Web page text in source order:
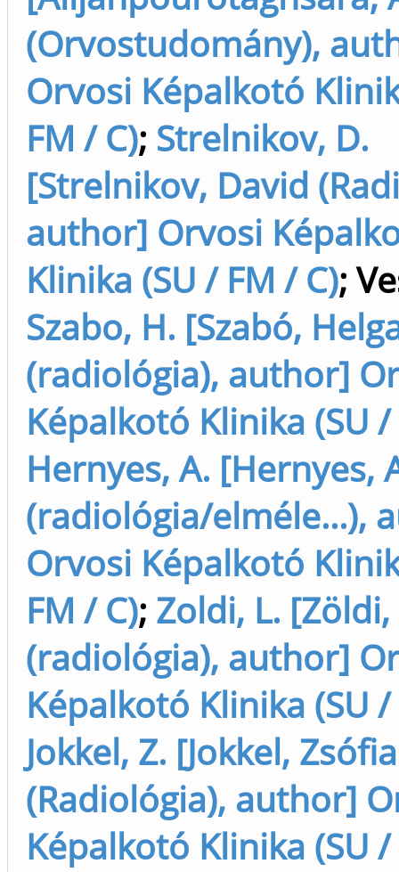
(Orvostudomány),
Orvosi Képalkotó
FM / C); Strelnikov, D.
[Strelnikov, David
author] Orvosi
Klinika (SU / FM / C);
Szabo, H. [Szabó,
(radiológia), author]
Képalkotó Klinika (SU /
Hernyes, A. [Hernyes,
(radiológia/elméle...),
Orvosi Képalkotó
FM / C); Zoldi, L.
(radiológia), author]
Képalkotó Klinika (SU /
Jokkel, Z. [Jokkel, Zsófia
(Radiológia), author]
Képalkotó Klinika (SU /